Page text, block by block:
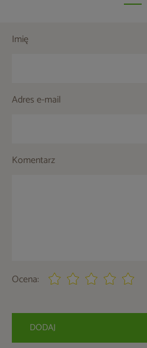
Imię
Adres e-mail
Komentarz
Ocena:
DODAJ